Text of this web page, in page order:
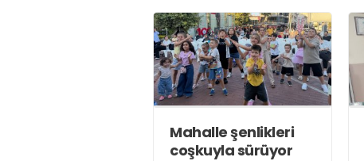
Mahalle şenlikleri
coşkuyla sürüyor